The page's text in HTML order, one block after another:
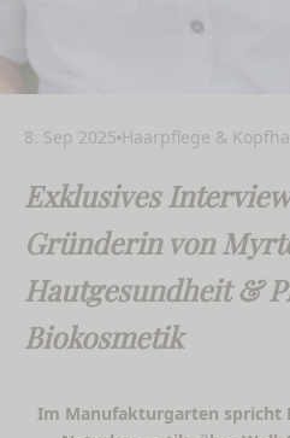
8. Sep 2025 Haarpflege &
Exklusives
Gründerin von
Hautgesundheit &
Biokosmetik
Im Manufakturgarten spricht